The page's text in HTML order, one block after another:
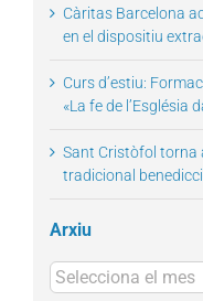
Càritas Barcelona
en el dispositiu
Curs d’estiu:
«La fe de l’Església
Sant Cristòfol torna
tradicional
Arxiu
Arxius